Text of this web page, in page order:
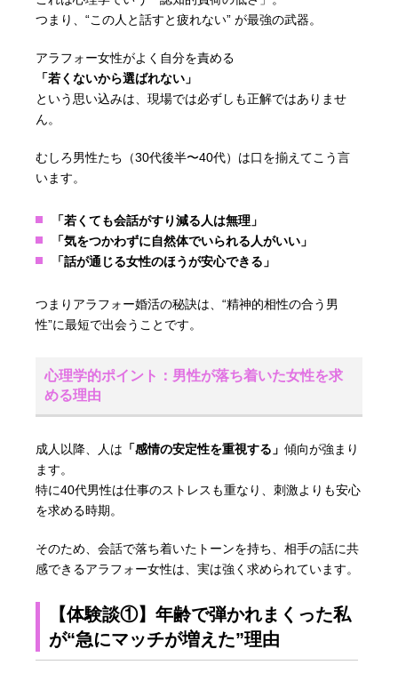
つまり、“この人と話すと疲れない” が最強の武器。
アラフォー女性がよく自分を責める
「若くないから選ばれない」
という思い込みは、現場では必ずしも正解ではありませ
ん。
むしろ男性たち（30代後半〜40代）は口を揃えてこう言
います。
「若くても会話がすり減る人は無理」
「気をつかわずに自然体でいられる人がいい」
「話が通じる女性のほうが安心できる」
つまりアラフォー婚活の秘訣は、“精神的相性の合う男
性”に最短で出会うことです。
心理学的ポイント：男性が落ち着いた女性を求
める理由
成人以降、人は 「感情の安定性を重視する」傾向が強まり
ます。
特に40代男性は仕事のストレスも重なり、刺激よりも安心
を求める時期。
そのため、会話で落ち着いたトーンを持ち、相手の話に共
感できるアラフォー女性は、実は強く求められています。
【体験談①】年齢で弾かれまくった私
が“急にマッチが増えた”理由